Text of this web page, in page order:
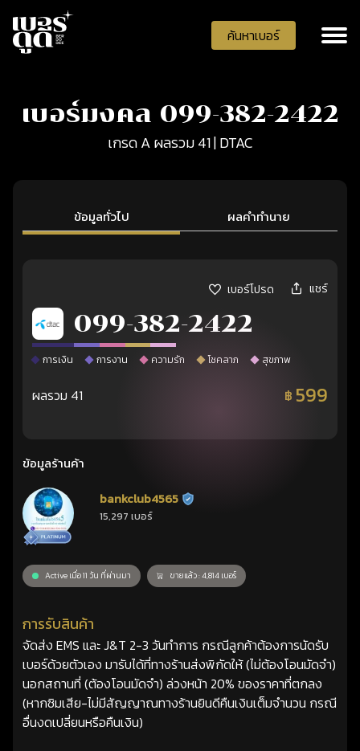
ค้นหาเบอร์
เบอร์มงคล 099-382-2422
เกรด A ผลรวม 41 | DTAC
ข้อมูลทั่วไป ผลคำทำนาย
เบอร์โปรด แชร์
099-382-2422
การเงิน การงาน ความรัก โชคลาภ สุขภาพ
ผลรวม 41 ฿ 599
ข้อมูลร้านค้า
bankclub4565 ร้านยืนยันแล้ว
15,297 เบอร์
Active เมื่อ 11 วัน ที่ผ่านมา ขายแล้ว : 4,814 เบอร์
การรับสินค้า
จัดส่ง EMS และ J&T 2-3 วันทำการ กรณีลูกค้าต้องการนัดรับ
เบอร์ด้วยตัวเอง มารับได้ที่ทางร้านส่งพิกัดให้ (ไม่ต้องโอนมัดจำ)
นอกสถานที่ (ต้องโอนมัดจำ) ล่วงหน้า 20% ของราคาที่ตกลง
(หากซิมเสีย-ไม่มีสัญญาณทางร้านยินดีคืนเงินเต็มจำนวน กรณี
อื่นงดเปลี่ยนหรือคืนเงิน)